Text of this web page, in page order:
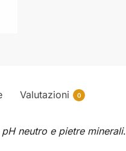
Valutazioni 0
neutro e pietre minerali.